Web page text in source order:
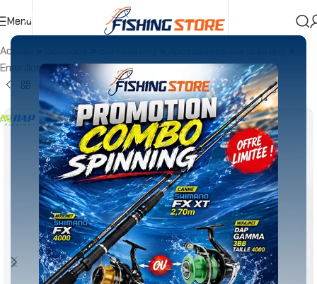
Menu
Accueil
Emerillons»Rolling Triangle Joint Rolling Swivels